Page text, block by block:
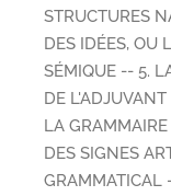
STRUCTURES
DES IDÉES, OU
SÉMIQUE -- 5.
DE
LA
DES SIGNES
GRAMMATICAL